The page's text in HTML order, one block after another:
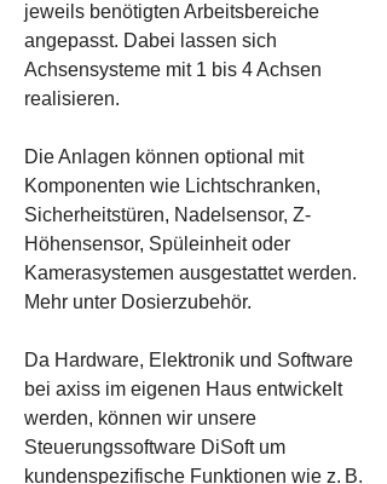
jeweils benötigten Arbeitsbereiche
angepasst. Dabei lassen sich
Achsensysteme mit 1 bis 4 Achsen
realisieren.
Die Anlagen können optional mit
Komponenten wie Lichtschranken,
Sicherheitstüren, Nadelsensor, Z-
Höhensensor, Spüleinheit oder
Kamerasystemen ausgestattet werden.
Mehr unter Dosierzubehör.
Da Hardware, Elektronik und Software
bei axiss im eigenen Haus entwickelt
werden, können wir unsere
Steuerungssoftware DiSoftum
kundenspezifische Funktionen wie z. B.